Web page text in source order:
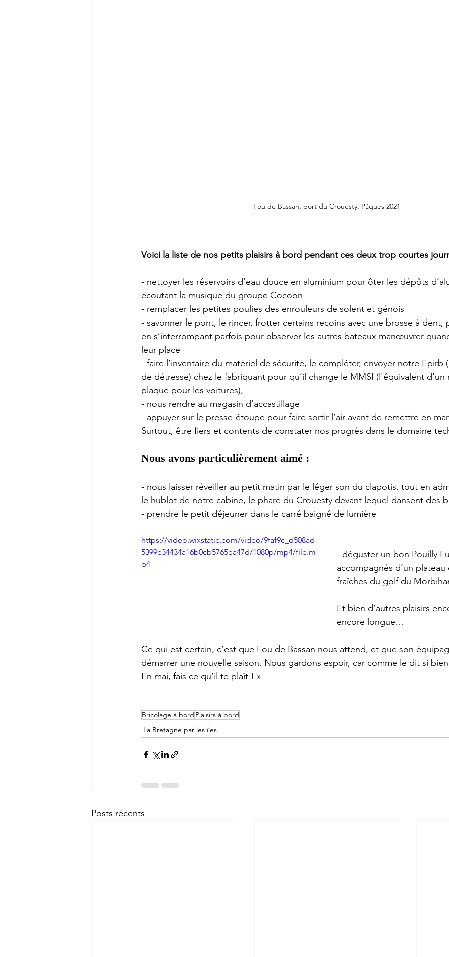
Fou de Bassan, port du Crouesty, Pâques 2021
Voici la liste de nos petits plaisirs à bord pendant ces deux trop courtes
- nettoyer les réservoirs d’eau douce en aluminium pour ôter les dépôts
écoutant la musique du groupe Cocoon
- remplacer les petites poulies des enrouleurs de solent et génois
- savonner le pont, le rincer, frotter certains recoins avec une brosse à dent,
en s’interrompant parfois pour observer les autres bateaux manœuvrer
leur place
- faire l’inventaire du matériel de sécurité, le compléter, envoyer notre Epirb
de détresse) chez le fabriquant pour qu’il change le MMSI (l'équivalent d'un
plaque pour les voitures),
- nous rendre au magasin d’accastillage
- appuyer sur le presse-étoupe pour faire sortir l’air avant de remettre en
Surtout, être fiers et contents de constater nos progrès dans le domaine
Nous avons particulièrement aimé :
- nous laisser réveiller au petit matin par le léger son du clapotis, tout en
le hublot de notre cabine, le phare du Crouesty devant lequel dansent des
- prendre le petit déjeuner dans le carré baigné de lumière
https://video.wixstatic.com/video/9faf9c_d508ad
5399e34434a16b0cb5765ea47d/1080p/mp4/file.m
p4
- déguster un bon Pouilly
accompagnés d’un plateau
fraîches du golf du
Et bien d’autres plaisirs
encore longue…
Ce qui est certain, c’est que Fou de Bassan nous attend, et que son
démarrer une nouvelle saison. Nous gardons espoir, car comme le dit si
En mai, fais ce qu’il te plaît ! »
Bricolage à bord Plaisirs à bord
La Bretagne par les îles
Posts récents